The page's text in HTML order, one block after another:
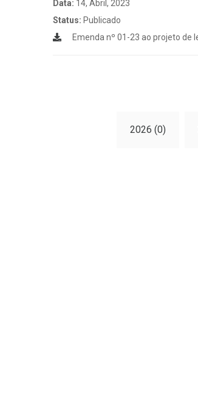
Data: 14, Abril, 2023
Status: Publicado
Emenda nº 01-23 ao projeto de
2026 (0)